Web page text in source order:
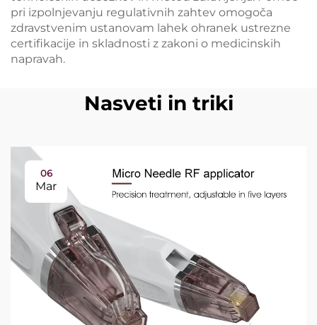
pri izpolnjevanju regulativnih zahtev omogoča
zdravstvenim ustanovam lahek ohranek ustrezne
certifikacije in skladnosti z zakoni o medicinskih
napravah.
Nasveti in triki
06
Mar